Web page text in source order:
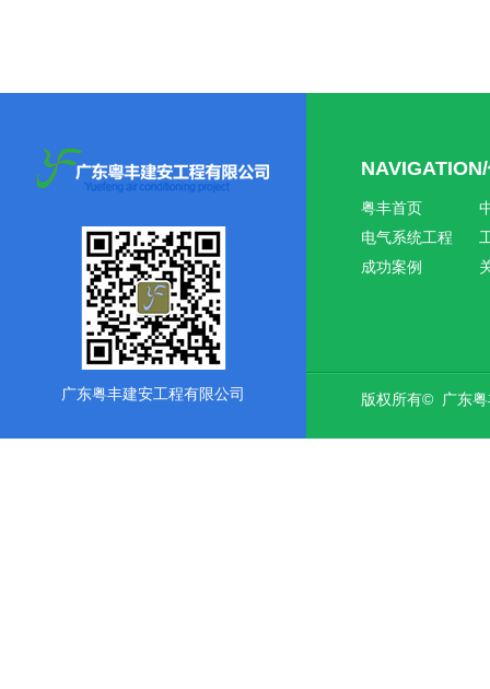
广东粤丰建安工程有限公司
粤丰首页
电气系统工程
成功案例
版权所有© 广东